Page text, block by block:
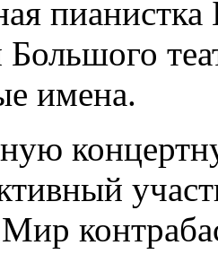
пианистка
Большого
имена.